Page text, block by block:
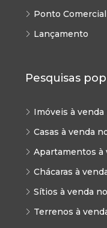
Ponto Comercial
Lançamento
Pesquisas
Imóveis à
Casas à venda
Apartamentos à
Chácaras à
Sítios à venda
Terrenos à